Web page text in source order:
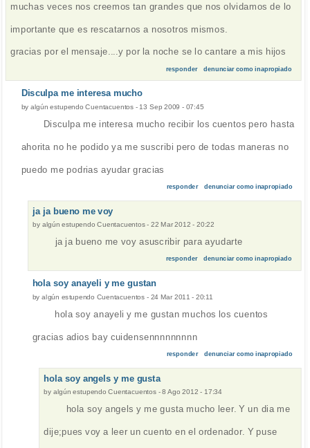
muchas veces nos creemos tan grandes que nos olvidamos de lo
importante que es rescatarnos a nosotros mismos.
gracias por el mensaje....y por la noche se lo cantare a mis hijos
responder denunciar como inapropiado
Disculpa me interesa mucho
byalgún estupendo Cuentacuentos - 13 Sep 2009 - 07:45
Disculpa me interesa mucho recibir los cuentos pero hasta
ahorita no he podido ya me suscribi pero de todas maneras no
puedo me podrias ayudar gracias
responder denunciar como inapropiado
ja ja bueno me voy
by algún estupendo Cuentacuentos-22 Mar 2012 - 20:22
ja ja bueno me voy asuscribir para ayudarte
responder denunciar como inapropiado
hola soy anayeli y me gustan
byalgún estupendo Cuentacuentos - 24 Mar 2011 - 20:11
hola soy anayeli y me gustan muchos los cuentos
gracias adios bay cuidensennnnnnnnn
responder denunciar como inapropiado
hola soy angels y me gusta
by algún estupendo Cuentacuentos-8 Ago 2012 - 17:34
hola soy angels y me gusta mucho leer. Y un dia me
dije;pues voy a leer un cuento en el ordenador. Y puse